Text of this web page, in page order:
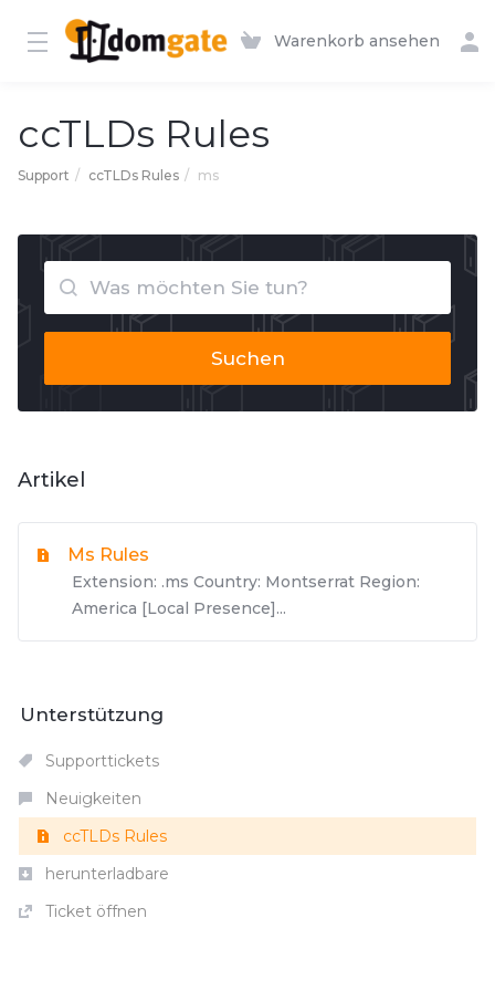
Warenkorb ansehen
ccTLDs Rules
Support ccTLDs Rules ms
Suchen
Artikel
Ms Rules
Extension: .ms Country: Montserrat Region:
America [Local Presence]...
Unterstützung
Supporttickets
Neuigkeiten
ccTLDs Rules
herunterladbare
Ticket öffnen